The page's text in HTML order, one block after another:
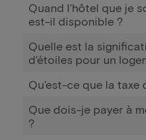
Quand l'hôtel que je
est-il disponible ?
Quelle est la
d'étoiles pour un
Qu'est-ce que la taxe
Que dois-je payer à
?